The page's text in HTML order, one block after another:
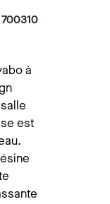
700310
à
est